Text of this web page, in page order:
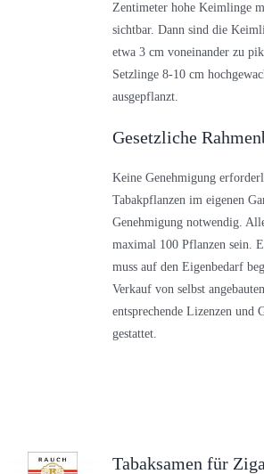
Zentimeter hohe Keimlinge
sichtbar. Dann sind die
etwa 3 cm voneinander zu
Setzlinge 8-10 cm
ausgepflanzt.
Gesetzliche
Keine Genehmigung
Tabakpflanzen im eigenen
Genehmigung notwendig.
maximal 100 Pflanzen sein.
muss auf den Eigenbedarf
Verkauf von selbst
entsprechende Lizenzen und
gestattet.
Tabaksamen für